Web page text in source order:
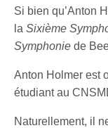
Si bien qu’Anton
laSixième
Symphonie de
Anton Holmer est
étudiant au
Naturellement, il